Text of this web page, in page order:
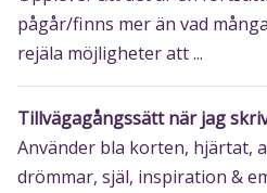
pågår/finns mer än vad
rejäla möjligheter att ...
Tillvägagångssätt när jag
Använder bla korten, hjärtat,
drömmar, själ, inspiration &